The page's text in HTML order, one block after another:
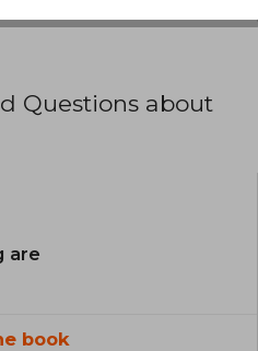
Questions about
are
book